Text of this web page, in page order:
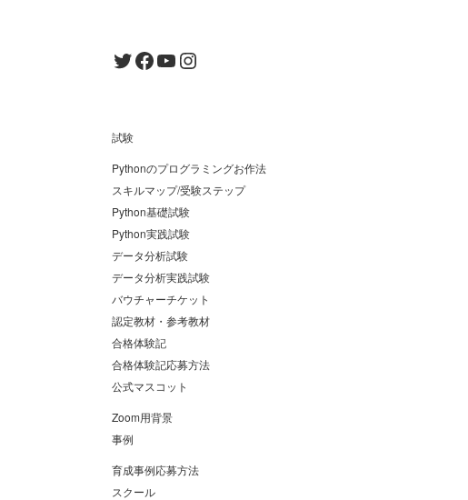
Twitter
Facebook
YouTube
Instagram
試験
Pythonのプログラミングお作法
スキルマップ/受験ステップ
Python基礎試験
Python実践試験
データ分析試験
データ分析実践試験
バウチャーチケット
認定教材・参考教材
合格体験記
合格体験記応募方法
公式マスコット
Zoom用背景
事例
育成事例応募方法
スクール